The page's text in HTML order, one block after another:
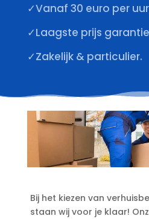
✓Vanaf 30 euro per
✓Laagste prijs
✓Zakelijk & particulier.
Bij het kiezen van
staan wij voor je klaar!